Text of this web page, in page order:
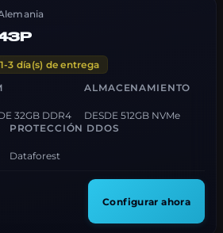
1-3 día(s) de entrega
32GB DDR4
ALMACENAMIENTO
DESDE 512GB NVMe
PROTECCIÓN DDOS
Dataforest
Configurar ahora